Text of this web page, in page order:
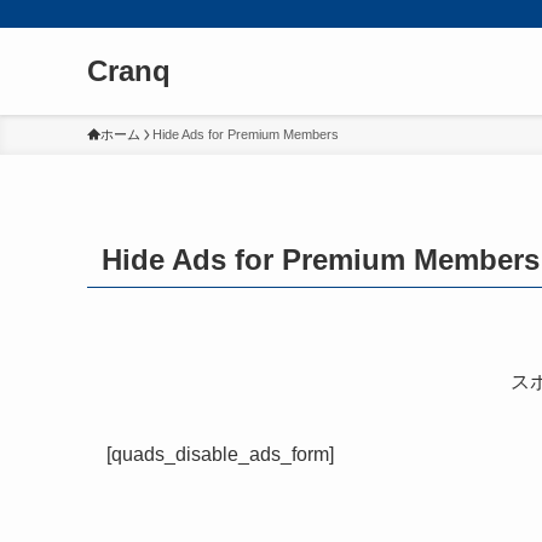
Cranq
ホーム Hide Ads for Premium Members
Hide Ads for Premium Members
ス
[quads_disable_ads_form]